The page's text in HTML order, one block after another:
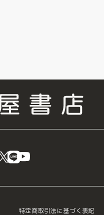
instagram
X LINE
特定商取引法に基づく表記